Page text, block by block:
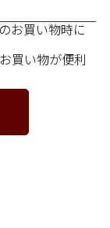
お買い物時に
買い物が便利